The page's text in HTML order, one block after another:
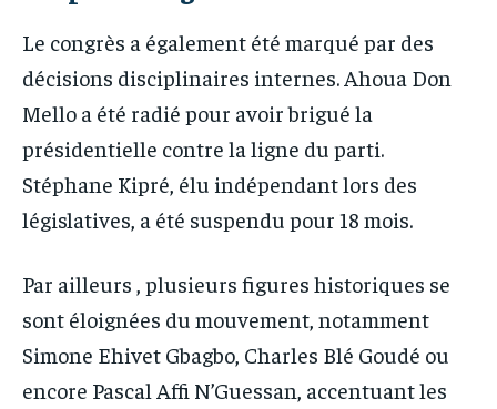
Le congrès a également été marqué par des
décisions disciplinaires internes. Ahoua Don
Mello a été radié pour avoir brigué la
présidentielle contre la ligne du parti.
Stéphane Kipré, élu indépendant lors des
législatives, a été suspendu pour 18 mois.
Par ailleurs , plusieurs figures historiques se
sont éloignées du mouvement, notamment
Simone Ehivet Gbagbo, Charles Blé Goudé ou
encore Pascal Affi N’Guessan, accentuant les